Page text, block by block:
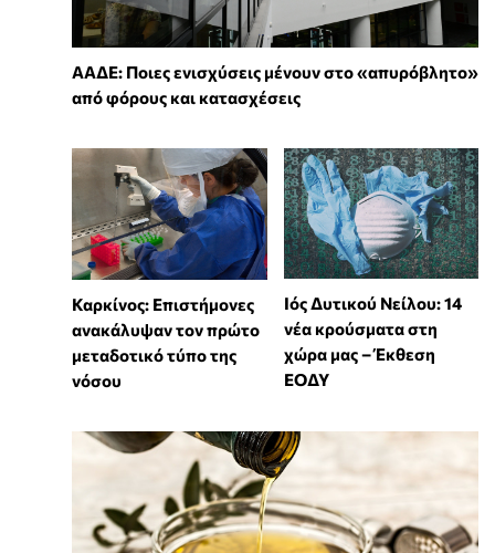
ΑΑΔΕ: Ποιες ενισχύσεις μένουν στο «απυρόβλητο»
από φόρους και κατασχέσεις
Καρκίνος: Επιστήμονες
ανακάλυψαν τον πρώτο
μεταδοτικό τύπο της
νόσου
Ιός Δυτικού Νείλου: 14
νέα κρούσματα στη
χώρα μας – Έκθεση
ΕΟΔΥ